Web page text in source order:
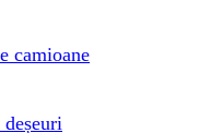
camioane